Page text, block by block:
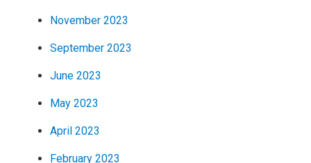
November 2023
September 2023
June 2023
May 2023
April 2023
February 2023